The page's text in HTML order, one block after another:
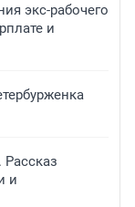
экс-рабочего
и
и